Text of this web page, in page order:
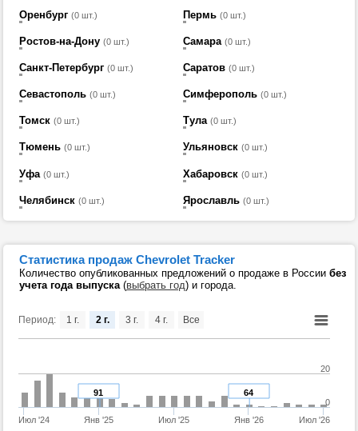
Оренбург (0 шт.) Пермь (0 шт.)
Ростов-на-Дону (0 шт.) Самара (0 шт.)
Санкт-Петербург (0 шт.) Саратов (0 шт.)
Севастополь (0 шт.) Симферополь (0 шт.)
Томск (0 шт.) Тула (0 шт.)
Тюмень (0 шт.) Ульяновск (0 шт.)
Уфа (0 шт.) Хабаровск (0 шт.)
Челябинск (0 шт.) Ярославль (0 шт.)
Статистика продаж Chevrolet Tracker
Количество опубликованных предложений о продаже в России без
учета года выпуска(выбрать год) и города.
Период:
64
91
Июл '24 Янв '25 Июл '25 Янв '26 Июл '26
0
20
1 г. 2 г. 3 г. 4 г. Все